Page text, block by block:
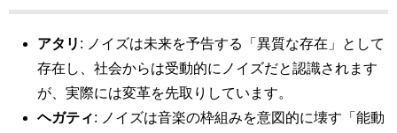
アタリ : ノイズは未来を予告する「異質な存在」として
存在し、社会からは受動的にノイズだと認識されます
が、実際には変革を先取りしています。
ヘガティ: ノイズは音楽の枠組みを意図的に壊す「能動